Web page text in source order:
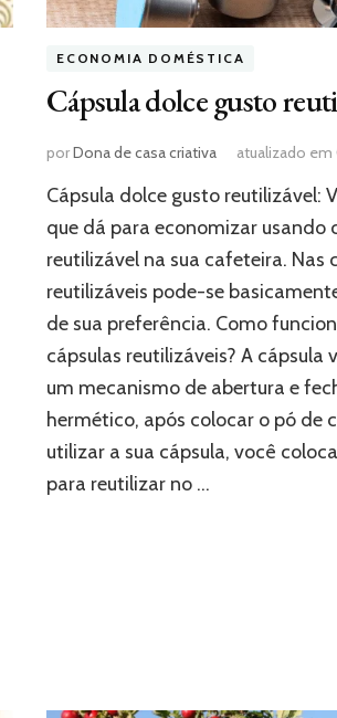
ECONOMIA DOMÉSTICA
Cápsula dolce gusto
porDona de casa criativa atualizado em
Cápsula dolce gusto reutilizável:
que dá para economizar usando
reutilizável na sua cafeteira. Nas
reutilizáveis pode-se
de sua preferência. Como
cápsulas reutilizáveis? A cápsula
um mecanismo de abertura e
hermético, após colocar o pó de
utilizar a sua cápsula, você
para reutilizar no …